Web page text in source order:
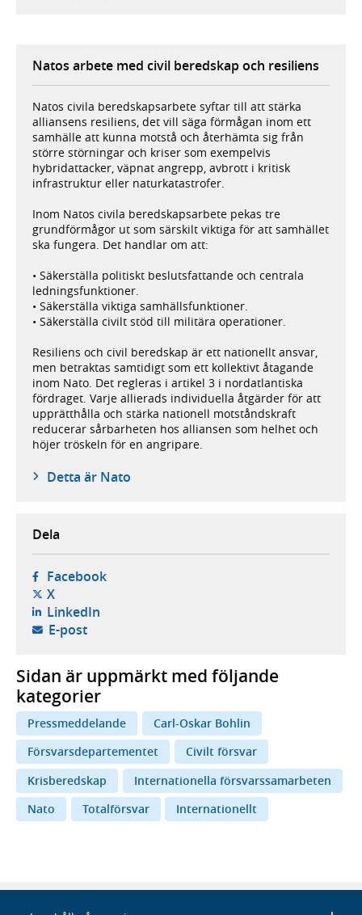
Natos arbete med civil beredskap och resiliens
Natos civila beredskapsarbete syftar till att stärka
alliansens resiliens, det vill säga förmågan inom ett
samhälle att kunna motstå och återhämta sig från
större störningar och kriser som exempelvis
hybridattacker, väpnat angrepp, avbrott i kritisk
infrastruktur eller naturkatastrofer.
Inom Natos civila beredskapsarbete pekas tre
grundförmågor ut som särskilt viktiga för att samhället
ska fungera. Det handlar om att:
• Säkerställa politiskt beslutsfattande och centrala
ledningsfunktioner.
• Säkerställa viktiga samhällsfunktioner.
• Säkerställa civilt stöd till militära operationer.
Resiliens och civil beredskap är ett nationellt ansvar,
men betraktas samtidigt som ett kollektivt åtagande
inom Nato. Det regleras i artikel 3 i nordatlantiska
fördraget. Varje allierads individuella åtgärder för att
upprätthålla och stärka nationell motståndskraft
reducerar sårbarheten hos alliansen som helhet och
höjer tröskeln för en angripare.
Detta är Nato
Dela
Facebook- öppnas i ny flik, extern webbplats,
X- öppnas i ny flik, extern webbplats,
LinkedIn- öppnas i ny flik, extern webbplats,
E-post- öppnar din e-postklient,
Sidan är uppmärkt med följande
kategorier
Pressmeddelande
Carl-Oskar Bohlin
Försvarsdepartementet
Civilt försvar
Krisberedskap
Internationella försvarssamarbeten
Nato
Totalförsvar Internationellt